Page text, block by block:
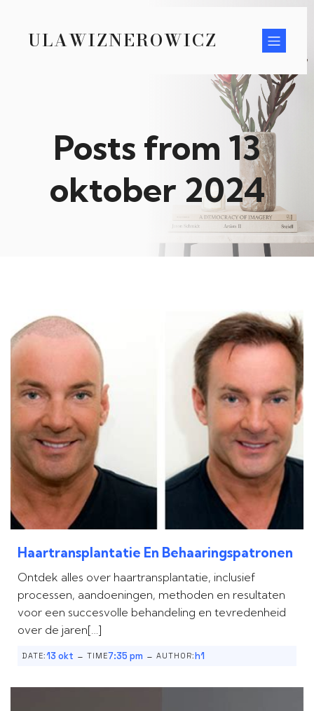
ULAWIZNEROWICZ
Posts from 13
oktober 2024
Haartransplantatie En Behaaringspatronen
Ontdek alles over haartransplantatie, inclusief
processen, aandoeningen, methoden en resultaten
voor een succesvolle behandeling en tevredenheid
over de jaren[…]
DATE:13 okt - TIME7:35 pm - AUTHOR:h1